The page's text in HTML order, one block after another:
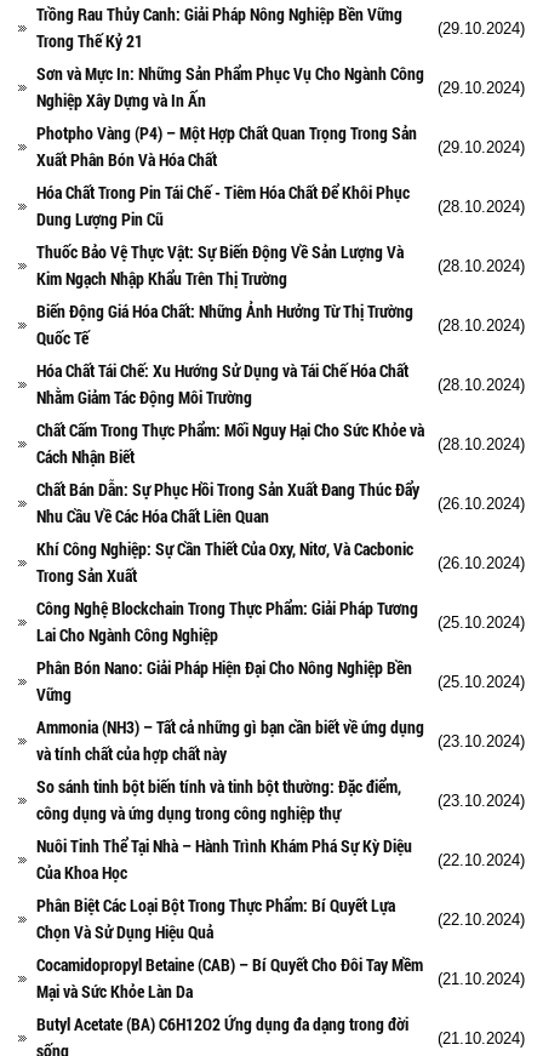
Trồng Rau Thủy Canh: Giải Pháp Nông Nghiệp Bền Vững
Trong Thế Kỷ 21
(29.10.2024)
Sơn và Mực In: Những Sản Phẩm Phục Vụ Cho Ngành Công
Nghiệp Xây Dựng và In Ấn
(29.10.2024)
Photpho Vàng (P4) – Một Hợp Chất Quan Trọng Trong Sản
Xuất Phân Bón Và Hóa Chất
(29.10.2024)
Hóa Chất Trong Pin Tái Chế - Tiêm Hóa Chất Để Khôi Phục
Dung Lượng Pin Cũ
(28.10.2024)
Thuốc Bảo Vệ Thực Vật: Sự Biến Động Về Sản Lượng Và
Kim Ngạch Nhập Khẩu Trên Thị Trường
(28.10.2024)
Biến Động Giá Hóa Chất: Những Ảnh Hưởng Từ Thị Trường
Quốc Tế
(28.10.2024)
Hóa Chất Tái Chế: Xu Hướng Sử Dụng và Tái Chế Hóa Chất
Nhằm Giảm Tác Động Môi Trường
(28.10.2024)
Chất Cấm Trong Thực Phẩm: Mối Nguy Hại Cho Sức Khỏe và
Cách Nhận Biết
(28.10.2024)
Chất Bán Dẫn: Sự Phục Hồi Trong Sản Xuất Đang Thúc Đẩy
Nhu Cầu Về Các Hóa Chất Liên Quan
(26.10.2024)
Khí Công Nghiệp: Sự Cần Thiết Của Oxy, Nitơ, Và Cacbonic
Trong Sản Xuất
(26.10.2024)
Công Nghệ Blockchain Trong Thực Phẩm: Giải Pháp Tương
Lai Cho Ngành Công Nghiệp
(25.10.2024)
Phân Bón Nano: Giải Pháp Hiện Đại Cho Nông Nghiệp Bền
Vững
(25.10.2024)
Ammonia (NH3) – Tất cả những gì bạn cần biết về ứng dụng
và tính chất của hợp chất này
(23.10.2024)
So sánh tinh bột biến tính và tinh bột thường: Đặc điểm,
công dụng và ứng dụng trong công nghiệp thự
(23.10.2024)
Nuôi Tinh Thể Tại Nhà – Hành Trình Khám Phá Sự Kỳ Diệu
Của Khoa Học
(22.10.2024)
Phân Biệt Các Loại Bột Trong Thực Phẩm: Bí Quyết Lựa
Chọn Và Sử Dụng Hiệu Quả
(22.10.2024)
Cocamidopropyl Betaine (CAB) – Bí Quyết Cho Đôi Tay Mềm
Mại và Sức Khỏe Làn Da
(21.10.2024)
Butyl Acetate (BA) C6H12O2 Ứng dụng đa dạng trong đời
sống
(21.10.2024)